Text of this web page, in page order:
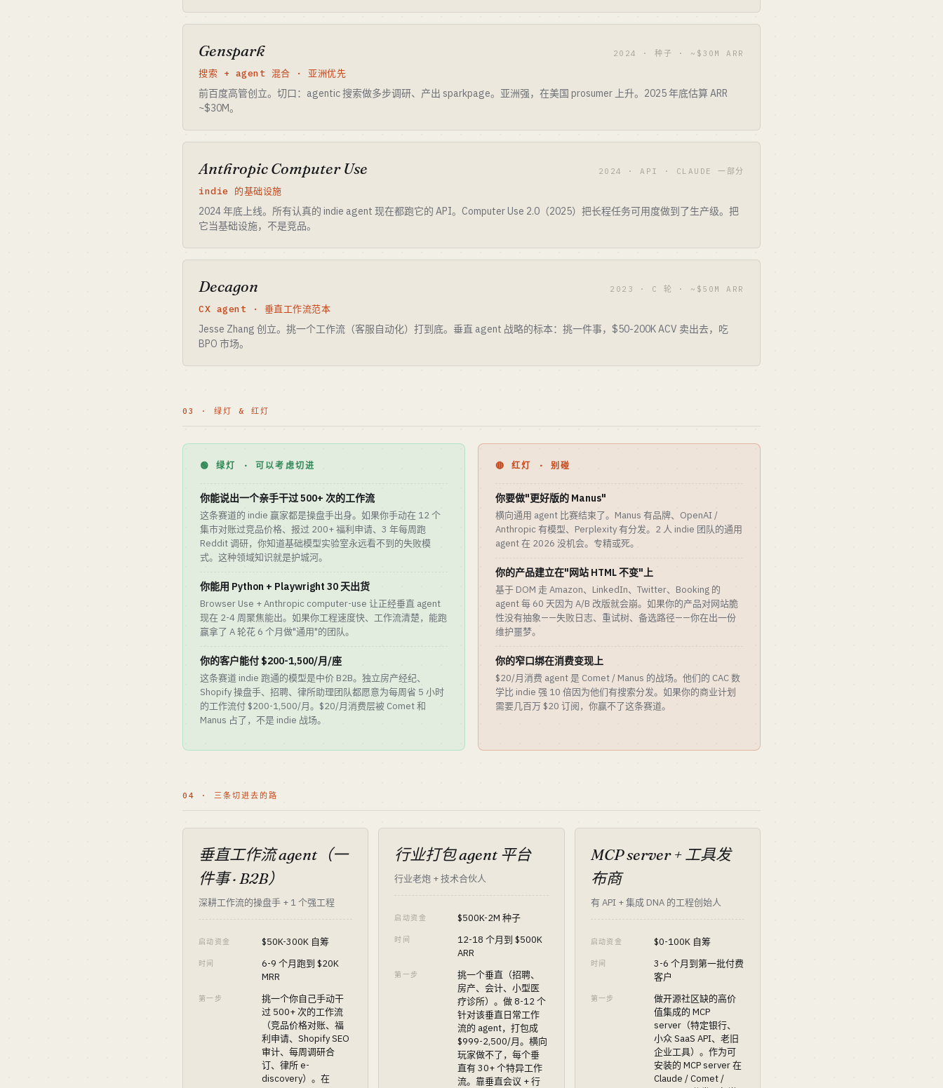
Genspark 2024 · 种子 · ~$30M ARR
搜索 + agent 混合 · 亚洲优先
前百度高管创立。切口：agentic 搜索做多步调研、产出 sparkpage。亚洲强，在美国 prosumer 上升。2025 年底估算 ARR
~$30M。
Anthropic Computer Use 2024 · API · CLAUDE 一部分
indie 的基础设施
2024 年底上线。所有认真的 indie agent 现在都跑它的 API。Computer Use 2.0（2025）把长程任务可用度做到了生产级。把
它当基础设施，不是竞品。
Decagon 2023 · C 轮 · ~$50M ARR
CX agent · 垂直工作流范本
Jesse Zhang 创立。挑一个工作流（客服自动化）打到底。垂直 agent 战略的标本：挑一件事，$50-200K ACV 卖出去，吃
BPO 市场。
03 · 绿灯 & 红灯
🟢 绿灯 · 可以考虑切进
你能说出一个亲手干过 500+ 次的工作流
这条赛道的 indie 赢家都是操盘手出身。如果你手动在 12 个
集市对账过竞品价格、报过 200+ 福利申请、3 年每周跑
Reddit 调研，你知道基础模型实验室永远看不到的失败模
式。这种领域知识就是护城河。
你能用 Python + Playwright 30 天出货
Browser Use + Anthropic computer-use 让正经垂直 agent
现在 2-4 周聚焦能出。如果你工程速度快、工作流清楚，能跑
赢拿了 A 轮花 6 个月做"通用"的团队。
你的客户能付 $200-1,500/月/座
这条赛道 indie 跑通的模型是中价 B2B。独立房产经纪、
Shopify 操盘手、招聘、律所助理团队都愿意为每周省 5 小时
的工作流付 $200-1,500/月。$20/月消费层被 Comet 和
Manus 占了，不是 indie 战场。
🔴 红灯 · 别碰
你要做"更好版的 Manus"
横向通用 agent 比赛结束了。Manus 有品牌、OpenAI /
Anthropic 有模型、Perplexity 有分发。2 人 indie 团队的通用
agent 在 2026 没机会。专精或死。
你的产品建立在"网站 HTML 不变"上
基于 DOM 走 Amazon、LinkedIn、Twitter、Booking 的
agent 每 60 天因为 A/B 改版就会崩。如果你的产品对网站脆
性没有抽象——失败日志、重试树、备选路径——你在出一份
维护噩梦。
你的窄口绑在消费变现上
$20/月消费 agent 是 Comet / Manus 的战场。他们的 CAC 数
学比 indie 强 10 倍因为他们有搜索分发。如果你的商业计划
需要几百万 $20 订阅，你赢不了这条赛道。
04 · 三条切进去的路
垂直工作流 agent（一
件事 · B2B）
深耕工作流的操盘手 + 1 个强工程
启动资金 $50K-300K 自筹
时间
6-9 个月跑到 $20K
MRR
第一步
挑一个你自己手动干
过 500+ 次的工作流
（竞品价格对账、福
利申请、Shopify SEO
审计、每周调研合
订、律所 e-
discovery）。在
行业打包 agent 平台
行业老炮 + 技术合伙人
启动资金 $500K-2M 种子
时间
12-18 个月到 $500K
ARR
第一步
挑一个垂直（招聘、
房产、会计、小型医
疗诊所）。做 8-12 个
针对该垂直日常工作
流的 agent，打包成
$999-2,500/月。横向
玩家做不了，每个垂
直有 30+ 个特异工作
流。靠垂直会议 + 行
MCP server + 工具发
布商
有 API + 集成 DNA 的工程创始人
启动资金 $0-100K 自筹
时间
3-6 个月到第一批付费
客户
第一步
做开源社区缺的高价
值集成的 MCP
server（特定银行、
小众 SaaS API、老旧
企业工具）。作为可
安装的 MCP server 在
Claude / Comet /